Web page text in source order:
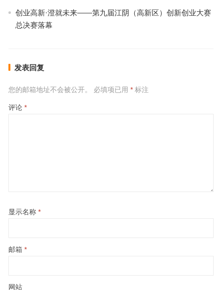
创业高新·澄就未来——第九届江阴（高新区）创新创业大赛
总决赛落幕
发表回复
您的邮箱地址不会被公开。 必填项已用 *标注
评论 *
显示名称 *
邮箱 *
网站